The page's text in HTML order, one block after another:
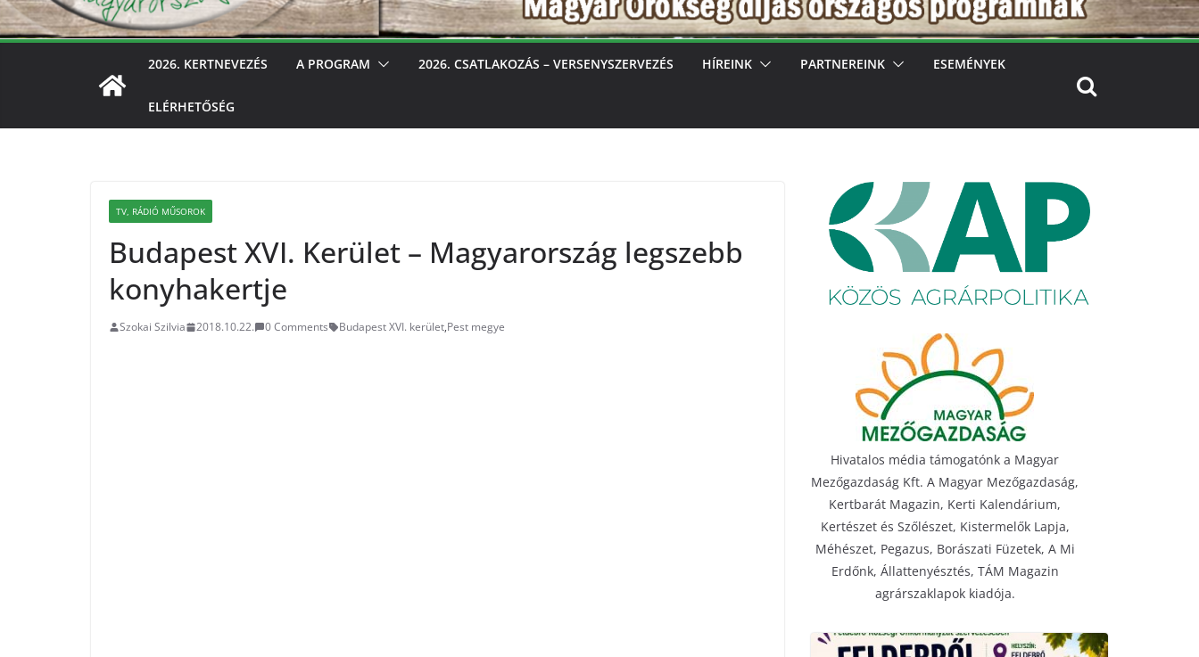
2026. KERTNEVEZÉS A PROGRAM 2026. CSATLAKOZÁS – VERSENYSZERVEZÉS HÍREINK PARTNEREINK ESEMÉNYEK
ELÉRHETŐSÉG
TV, RÁDIÓ MŰSOROK
Budapest XVI. Kerület – Magyarország legszebb
konyhakertje
Szokai Szilvia 2018.10.22. 0 Comments Budapest XVI. kerület,Pest megye
Hivatalos média támogatónk a Magyar
Mezőgazdaság Kft. A Magyar Mezőgazdaság,
Kertbarát Magazin, Kerti Kalendárium,
Kertészet és Szőlészet, Kistermelők Lapja,
Méhészet, Pegazus, Borászati Füzetek, A Mi
Erdőnk, Állattenyésztés, TÁM Magazin
agrárszaklapok kiadója.